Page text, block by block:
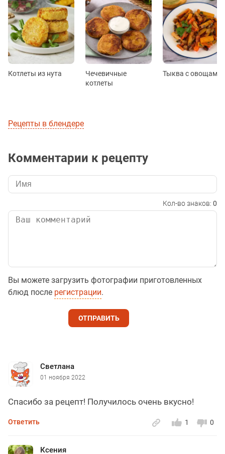
Котлеты из нута
Чечевичные
котлеты
Тыква с овощами
Рецепты в блендере
Комментарии к рецепту
Кол-во знаков: 0
Вы можете загрузить фотографии приготовленных
блюд после регистрации.
ОТПРАВИТЬ
Светлана
01 ноября 2022
Спасибо за рецепт! Получилось очень вкусно!
0
1
Ответить
Ксения